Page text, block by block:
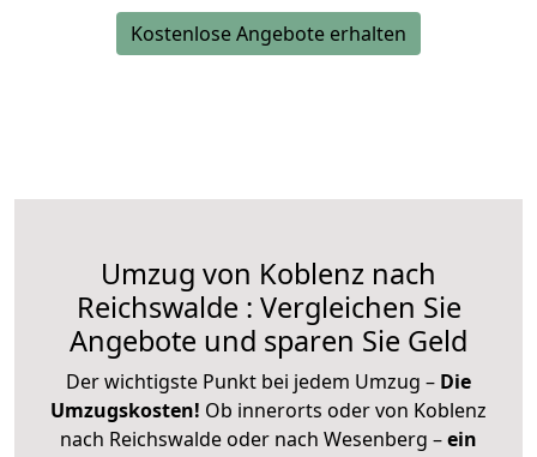
Kostenlose Angebote erhalten
Umzug von Koblenz nach
Reichswalde : Vergleichen Sie
Angebote und sparen Sie Geld
Der wichtigste Punkt bei jedem Umzug – Die
Umzugskosten! Ob innerorts oder von Koblenz
nach Reichswalde oder nach Wesenberg –ein